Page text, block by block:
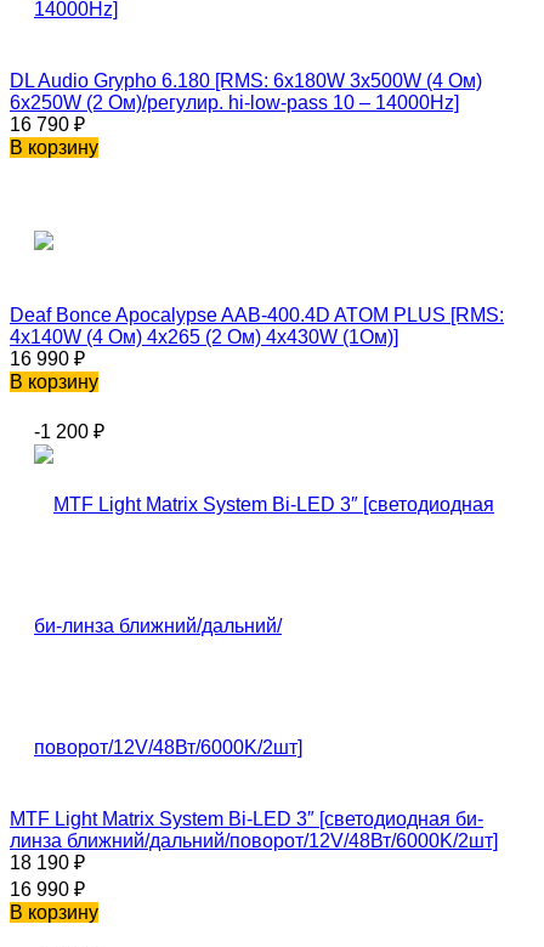
DL Audio Grypho 6.180 [RMS: 6x180W 3x500W (4 Ом)
6x250W (2 Ом)/регулир. hi-low-pass 10 – 14000Hz]
16 790 ₽
В корзину
Deaf Bonce Apocalypse AAB-400.4D ATOM PLUS [RMS:
4x140W (4 Ом) 4x265 (2 Ом) 4x430W (1Ом)]
16 990 ₽
В корзину
-1 200 ₽
MTF Light Matrix System Bi-LED 3″ [светодиодная би-
линза ближний/дальний/поворот/12V/48Вт/6000K/2шт]
18 190 ₽
16 990 ₽
В корзину